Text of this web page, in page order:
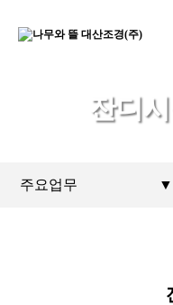
잔디
주요업무 ▼